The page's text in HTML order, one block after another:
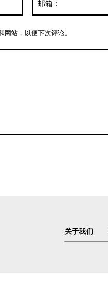
站，以便下次评论。
关于我们